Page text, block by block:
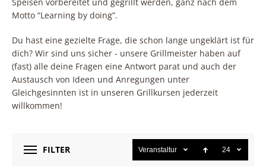
Motto “Learning by doing”.
Du hast eine gezielte Frage, die schon lange ungeklärt ist für
dich? Wir sind uns sicher - unsere Grillmeister haben auf
(fast) alle deine Fragen eine Antwort parat und auch der
Austausch von Ideen und Anregungen unter
Gleichgesinnten ist in unseren Grillkursen jederzeit
willkommen!
FILTER Veranstaltungsbeginn 24